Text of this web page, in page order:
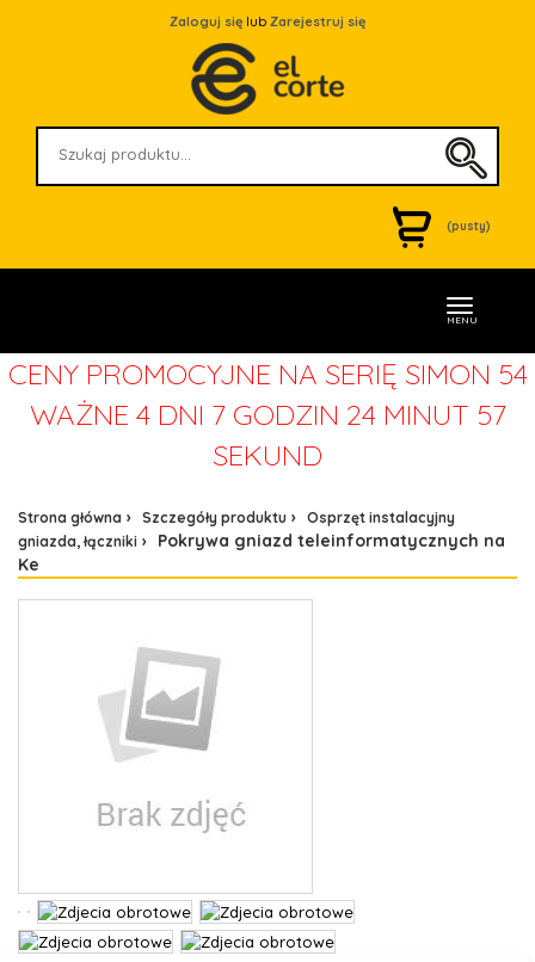
Zaloguj się lub Zarejestruj się
(pusty)
MENU
CENY PROMOCYJNE NA SERIĘ SIMON 54
WAŻNE 4 DNI 7 GODZIN 24 MINUT 57
SEKUND
Strona główna Szczegóły produktu
Osprzęt instalacyjny
gniazda, łączniki
Pokrywa gniazd teleinformatycznych na
Ke